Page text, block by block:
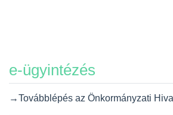
e-ügyintézés
→Továbblépés az Önkormányzati